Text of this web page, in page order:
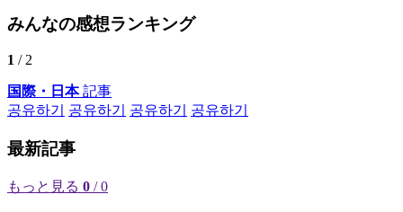
みんなの感想ランキング
1 / 2
国際・日本記事
공유하기
공유하기 공유하기 공유하기
最新記事
もっと見る 0 / 0